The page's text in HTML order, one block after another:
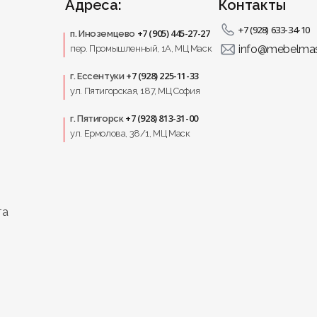
качества;
с доставкой
уют и комфорт в любом помещении, где важно
Адреса:
п. Иноземцево +7 (905) 445-27-27
пер. Промышленный, 1A, МЦ Маск
г. Ессентуки +7 (928) 225-11-33
ул. Пятигорская, 187, МЦ София
г. Пятигорск +7 (928) 813-31-00
ул. Ермолова, 38/1, МЦ Маск
Контакты
+7 (928) 633-34-10